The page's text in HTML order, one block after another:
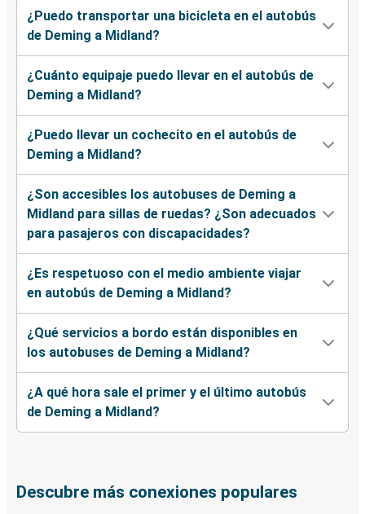
¿Puedo transportar una bicicleta en el autobús
de Deming a Midland?
¿Cuánto equipaje puedo llevar en el autobús de
Deming a Midland?
¿Puedo llevar un cochecito en el autobús de
Deming a Midland?
¿Son accesibles los autobuses de Deming a
Midland para sillas de ruedas? ¿Son adecuados
para pasajeros con discapacidades?
¿Es respetuoso con el medio ambiente viajar
en autobús de Deming a Midland?
¿Qué servicios a bordo están disponibles en
los autobuses de Deming a Midland?
¿A qué hora sale el primer y el último autobús
de Deming a Midland?
Descubre más conexiones populares